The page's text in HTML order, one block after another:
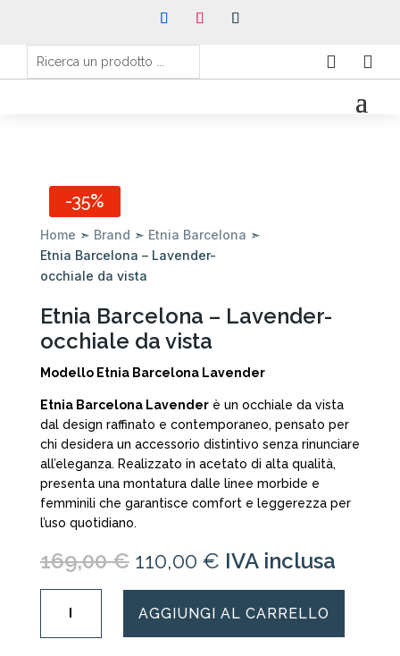
 
-35%
Home ➣ Brand ➣ Etnia Barcelona ➣
Etnia Barcelona – Lavender-
occhiale da vista
Etnia Barcelona – Lavender-
occhiale da vista
Modello Etnia Barcelona Lavender
Etnia Barcelona Lavenderè un occhiale da vista
dal design raffinato e contemporaneo, pensato per
chi desidera un accessorio distintivo senza rinunciare
all’eleganza. Realizzato in acetato di alta qualità,
presenta una montatura dalle linee morbide e
femminili che garantisce comfort e leggerezza per
l’uso quotidiano.
169,00€ Il
originale
era:
169,00 €.
110,00 €Il
attuale
è:
110,00 €.
IVA inclusa
Barcelona
-
AGGIUNGI AL CARRELLO